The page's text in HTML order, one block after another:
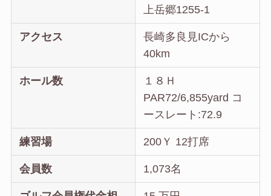
上岳郷1255-1
アクセス
長崎多良見ICから
40km
ホール数
１８Ｈ
PAR72/6,855yard コ
ースレート:72.9
練習場 200Ｙ 12打席
会員数 1,073名